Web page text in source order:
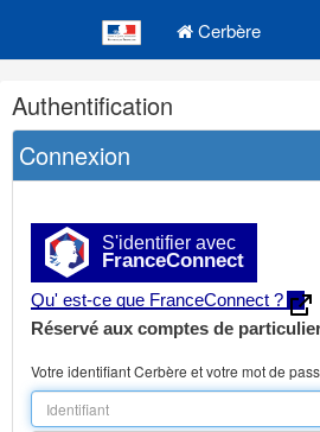
Cerbère
Navigation
et
outils
annexes
Authentification
Connexion
S'identifier avec
FranceConnect
Qu' est-ce que FranceConnect ?
Réservé aux comptes de
Votre identifiant Cerbère et votre mot de